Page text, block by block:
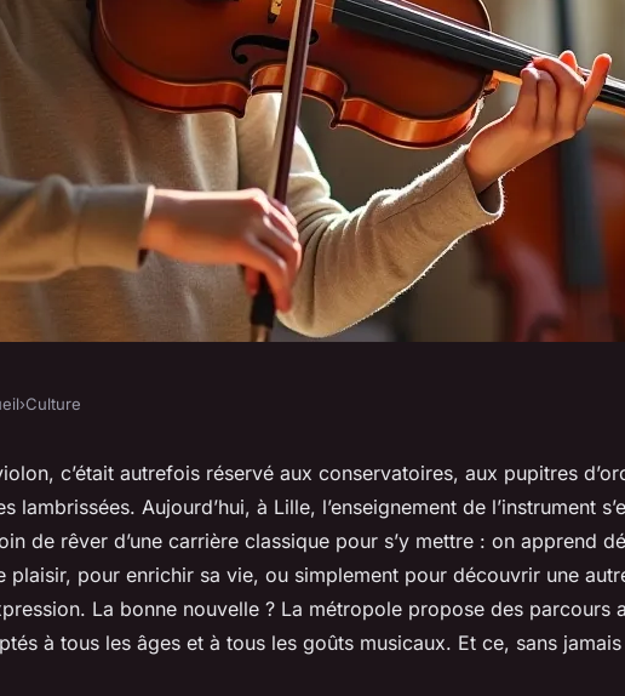
à Lille qui
apprentissage
›Culture
c’était autrefois réservé aux conservatoires, aux pupitres
lambrissées. Aujourd’hui, à Lille, l’enseignement de l’instrument
de rêver d’une carrière classique pour s’y mettre : on apprend
plaisir, pour enrichir sa vie, ou simplement pour découvrir une
La bonne nouvelle ? La métropole propose des parcours
à tous les âges et à tous les goûts musicaux. Et ce, sans